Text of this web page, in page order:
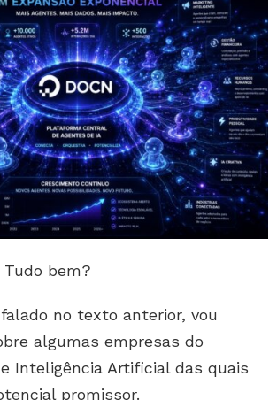
Tudo bem?
no texto anterior, vou
algumas empresas do
Inteligência Artificial das quais
promissor.